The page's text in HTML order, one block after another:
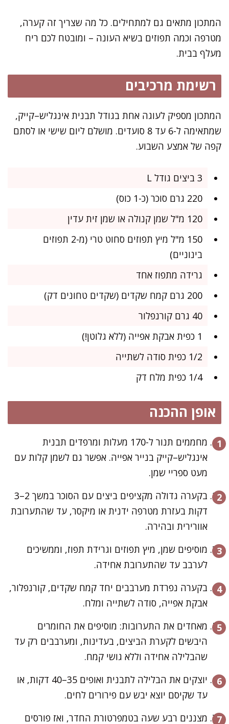
המתכון מתאים גם למתחילים. כל מה שצריך זה קערה,
מטרפה וכמה תפוזים בשיא העונה – ומובטח לכם ריח
מעלף בבית.
רשימת מרכיבים
המתכון מספיק לעוגה אחת בגודל תבנית אינגליש–קייק,
שמתאימה ל-6 עד 8 סועדים. מושלם ליום שישי או לסתם
קפה של אמצע השבוע.
3 ביצים גודל L
220 גרם סוכר (כ-1 כוס)
120 מ"ל שמן קנולה או שמן זית עדין
150 מ"ל מיץ תפוזים סחוט טרי (מ-2 תפוזים
בינוניים)
גרידה מתפוז אחד
200 גרם קמח שקדים (שקדים טחונים דק)
40 גרם קורנפלור
1 כפית אבקת אפייה (ללא גלוטן!)
1/2 כפית סודה לשתייה
1/4 כפית מלח דק
אופן ההכנה
מחממים תנור ל-170 מעלות ומרפדים תבנית
אינגליש–קייק בנייר אפייה. אפשר גם לשמן קלות עם
מעט ספריי שמן.
בקערה גדולה מקציפים ביצים עם הסוכר במשך 2–3
דקות בעזרת מטרפה ידנית או מיקסר, עד שהתערובת
אוורירית ובהירה.
מוסיפים שמן, מיץ תפוזים וגרידת תפוז, וממשיכים
לערבב עד שהתערובת אחידה.
בקערה נפרדת מערבבים יחד קמח שקדים, קורנפלור,
אבקת אפייה, סודה לשתייה ומלח.
מאחדים את התערובות: מוסיפים את החומרים
היבשים לקערת הביצים, בעדינות, ומערבבים רק עד
שהבלילה אחידה וללא גושי קמח.
יוצקים את הבלילה לתבנית ואופים 35–40 דקות, או
עד שקיסם יוצא יבש עם פירורים לחים.
מצננים רבע שעה בטמפרטורת החדר, ואז פורסים